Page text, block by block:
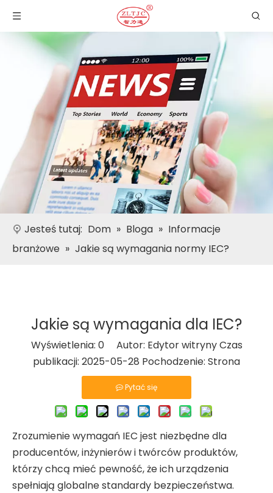
Jesteś tutaj: Dom » Bloga » Informacje
branżowe » Jakie są wymagania normy IEC?
Jakie są wymagania dla IEC?
Wyświetlenia: 0Autor: Edytor witryny Czas
publikacji: 2025-05-28 Pochodzenie: Strona
Pytać się
Zrozumienie wymagań IEC jest niezbędne dla
producentów, inżynierów i twórców produktów,
którzy chcą mieć pewność, że ich urządzenia
spełniają globalne standardy bezpieczeństwa.